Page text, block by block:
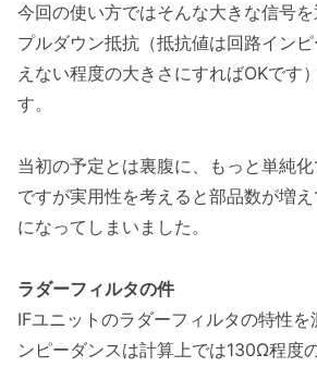
今回の使い方ではそんな大きな信号
プルダウン抵抗（抵抗値は回路イン
えない程度の大きさにすればOKです
す。
当初の予定とは裏腹に、もっと単純
ですが実用性を考えると部品数が増
になってしまいました。
ラダーフィルタの件
IFユニットのラダーフィルタの特性を
ンピーダンスは計算上では130Ω程度